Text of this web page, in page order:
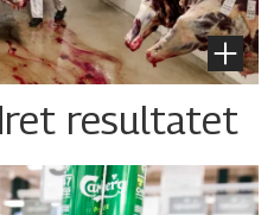
resultatet